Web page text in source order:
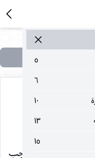
٥
٦
١٠
١٣
١٥